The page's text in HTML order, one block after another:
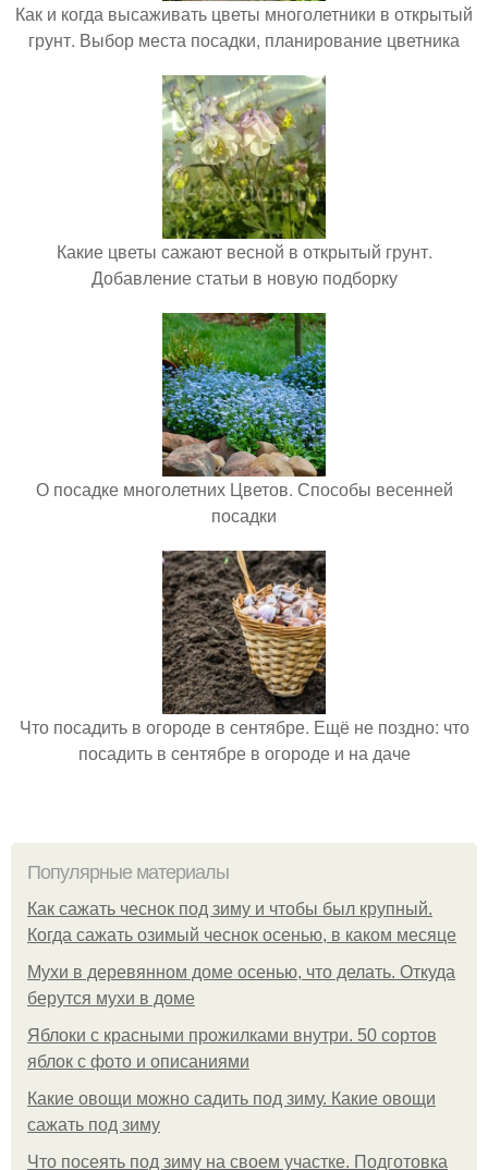
Как и когда высаживать цветы многолетники в открытый
грунт. Выбор места посадки, планирование цветника
Какие цветы сажают весной в открытый грунт.
Добавление статьи в новую подборку
О посадке многолетних Цветов. Способы весенней
посадки
Что посадить в огороде в сентябре. Ещё не поздно: что
посадить в сентябре в огороде и на даче
Популярные материалы
Как сажать чеснок под зиму и чтобы был крупный.
Когда сажать озимый чеснок осенью, в каком месяце
Мухи в деревянном доме осенью, что делать. Откуда
берутся мухи в доме
Яблоки с красными прожилками внутри. 50 сортов
яблок с фото и описаниями
Какие овощи можно садить под зиму. Какие овощи
сажать под зиму
Что посеять под зиму на своем участке. Подготовка